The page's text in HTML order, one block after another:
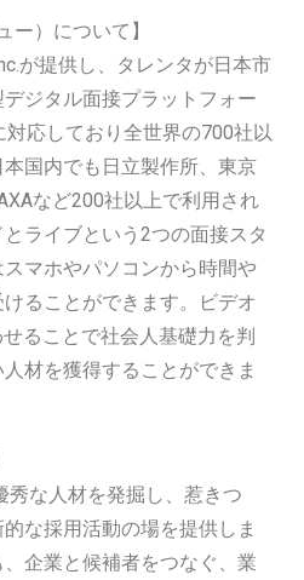
ー）について】
が提供し、タレンタが日本市
ジタル面接プラットフォー
応しており全世界の700社以
国内でも日立製作所、東京
など200社以上で利用され
ライブという2つの面接スタ
マホやパソコンから時間や
ることができます。ビデオ
ることで社会人基礎力を判
材を獲得することができま
秀な人材を発掘し、惹きつ
な採用活動の場を提供しま
企業と候補者をつなぐ、業